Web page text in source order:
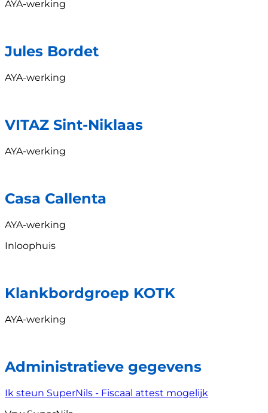
AYA-werking
Jules Bordet
AYA-werking
VITAZ Sint-Niklaas
AYA-werking
Casa Callenta
AYA-werking
Inloophuis
Klankbordgroep KOTK
AYA-werking
Administratieve gegevens
Ik steun SuperNils - Fiscaal attest mogelijk